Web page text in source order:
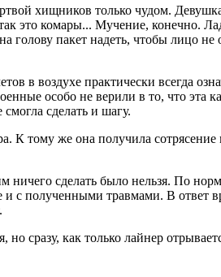
хищников только чудом.
это комары... Мучение, конечно.
голову пакет надеть, чтобы лицо
в воздухе практически всегда
особо не верили в то, что эта
сделать и шагу.
К тому же она получила
ничего сделать было нельзя. По
с полученными травмами. В ответ
сразу, как только лайнер